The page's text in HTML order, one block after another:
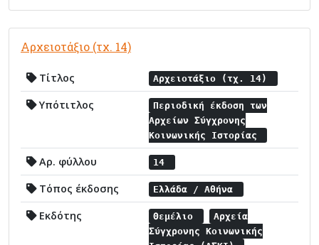
Αρχειοτάξιο (τχ. 14)
Τίτλος Αρχειοτάξιο (τχ. 14)
Υπότιτλος
Περιοδική έκδοση των
Αρχείων Σύγχρονης
Κοινωνικής Ιστορίας
Αρ. φύλλου 14
Τόπος έκδοσης Ελλάδα / Αθήνα
Εκδότης Θεμέλιο
Αρχεία
Σύγχρονης Κοινωνικής